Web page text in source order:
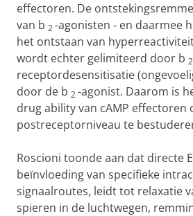
effectoren. De
van b 2-agonisten - en daarmee
het ontstaan van
wordt echter gelimiteerd door b 2
receptordesensitisatie
door de b 2-agonist. Daarom is
drug ability van cAMP effectoren
postreceptorniveau te
Roscioni toonde aan dat directe
beïnvloeding van specifieke
signaalroutes, leidt tot relaxatie
spieren in de luchtwegen,